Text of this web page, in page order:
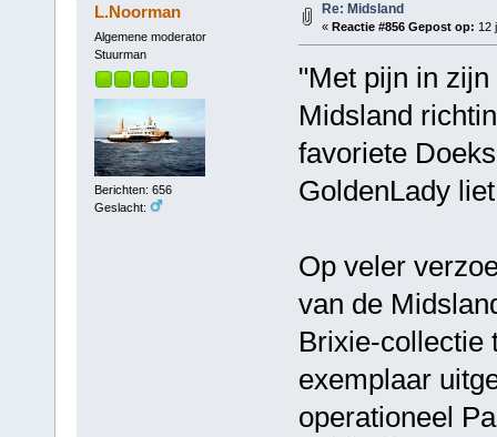
L.Noorman
Algemene moderator
Stuurman
Berichten: 656
Geslacht:
Re: Midsland
« Reactie #856 Gepost op: 12
"Met pijn in
Midsland
favoriete
GoldenLady
Op veler
van de
Brixie-collectie
exemplaar
operationeel